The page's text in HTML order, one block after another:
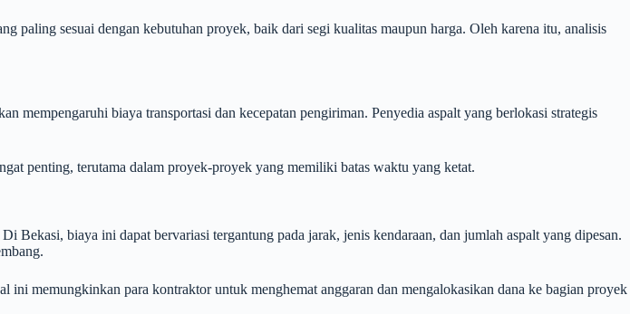
paling sesuai dengan kebutuhan proyek, baik dari segi kualitas maupun harga. Oleh karena itu, analisis
mempengaruhi biaya transportasi dan kecepatan pengiriman. Penyedia aspalt yang berlokasi strategis
penting, terutama dalam proyek-proyek yang memiliki batas waktu yang ketat.
Bekasi, biaya ini dapat bervariasi tergantung pada jarak, jenis kendaraan, dan jumlah aspalt yang dipesan.
memungkinkan para kontraktor untuk menghemat anggaran dan mengalokasikan dana ke bagian proyek